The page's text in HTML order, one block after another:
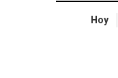
Hoy